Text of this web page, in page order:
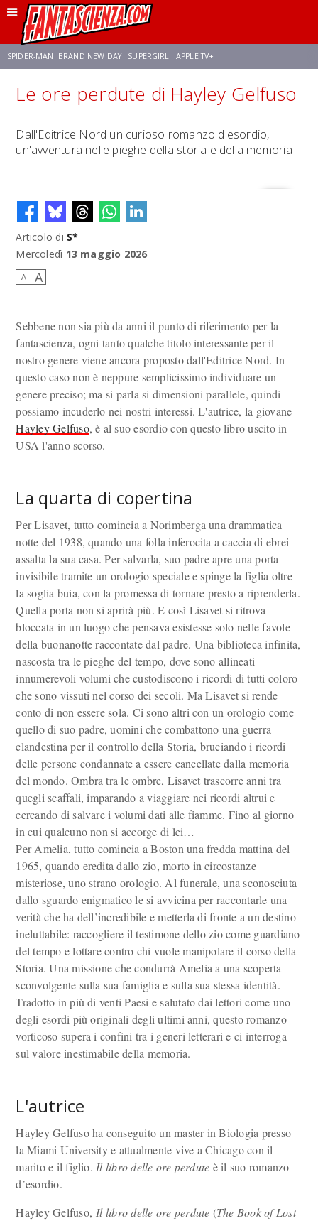
SPIDER-MAN: BRAND NEW DAY SUPERGIRL APPLE TV+
FRANCO RICCIARDIELLO ZENDAYA AVENGERS: DOOMSDAY STAR TREK
NETFLIX SADIE SINK STAR TREK: STRANGE NEW WORLDS
Le ore perdute di Hayley Gelfuso
Dall'Editrice Nord un curioso romanzo d'esordio,
un'avventura nelle pieghe della storia e della memoria
Articolo di S*
Mercoledì 13 maggio 2026
A A
Sebbene non sia più da anni il punto di riferimento per la
fantascienza, ogni tanto qualche titolo interessante per il
nostro genere viene ancora proposto dall'Editrice Nord. In
questo caso non è neppure semplicissimo individuare un
genere preciso; ma si parla si dimensioni parallele, quindi
possiamo incuderlo nei nostri interessi. L'autrice, la giovane
Hayley Gelfuso, è al suo esordio con questo libro uscito in
USA l'anno scorso.
La quarta di copertina
Per Lisavet, tutto comincia a Norimberga una drammatica
notte del 1938, quando una folla inferocita a caccia di ebrei
assalta la sua casa. Per salvarla, suo padre apre una porta
invisibile tramite un orologio speciale e spinge la figlia oltre
la soglia buia, con la promessa di tornare presto a riprenderla.
Quella porta non si aprirà più. E così Lisavet si ritrova
bloccata in un luogo che pensava esistesse solo nelle favole
della buonanotte raccontate dal padre. Una biblioteca infinita,
nascosta tra le pieghe del tempo, dove sono allineati
innumerevoli volumi che custodiscono i ricordi di tutti coloro
che sono vissuti nel corso dei secoli. Ma Lisavet si rende
conto di non essere sola. Ci sono altri con un orologio come
quello di suo padre, uomini che combattono una guerra
clandestina per il controllo della Storia, bruciando i ricordi
delle persone condannate a essere cancellate dalla memoria
del mondo. Ombra tra le ombre, Lisavet trascorre anni tra
quegli scaffali, imparando a viaggiare nei ricordi altrui e
cercando di salvare i volumi dati alle fiamme. Fino al giorno
in cui qualcuno non si accorge di lei…
Per Amelia, tutto comincia a Boston una fredda mattina del
1965, quando eredita dallo zio, morto in circostanze
misteriose, uno strano orologio. Al funerale, una sconosciuta
dallo sguardo enigmatico le si avvicina per raccontarle una
verità che ha dell’incredibile e metterla di fronte a un destino
ineluttabile: raccogliere il testimone dello zio come guardiano
del tempo e lottare contro chi vuole manipolare il corso della
Storia. Una missione che condurrà Amelia a una scoperta
sconvolgente sulla sua famiglia e sulla sua stessa identità.
Tradotto in più di venti Paesi e salutato dai lettori come uno
degli esordi più originali degli ultimi anni, questo romanzo
vorticoso supera i confini tra i generi letterari e ci interroga
sul valore inestimabile della memoria.
L'autrice
Hayley Gelfuso ha conseguito un master in Biologia presso
la Miami University e attualmente vive a Chicago con il
marito e il figlio. Il libro delle ore perdute è il suo romanzo
d’esordio.
Hayley Gelfuso, Il libro delle ore perdute (The Book of Lost